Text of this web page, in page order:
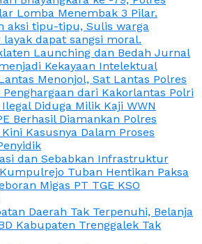
Lomba Menembak 3 Pilar.
aksi tipu-tipu, Sulis warga
layak dapat sangsi moral.
Launching dan Bedah Jurnal
Kekayaan Intelektual
Menonjol, Sat Lantas Polres
dari Kakorlantas Polri
Diduga Milik Kaji WWN
Berhasil Diamankan Polres
Kasusnya Dalam Proses
dan Sebabkan Infrastruktur
Tuban Hentikan Paksa
Migas PT TGE KSO
Daerah Tak Terpenuhi, Belanja
Kabupaten Trenggalek Tak